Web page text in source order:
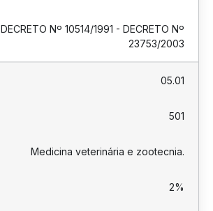
DECRETO Nº 10514/1991 - DECRETO Nº
23753/2003
05.01
501
Medicina veterinária e zootecnia.
2%